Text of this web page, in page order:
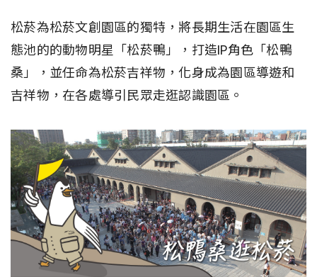
松菸為松菸文創園區的獨特，將長期生活在園區生
態池的的動物明星「松菸鴨」，打造IP角色「松鴨
桑」，並任命為松菸吉祥物，化身成為園區導遊和
吉祥物，在各處導引民眾走逛認識園區。